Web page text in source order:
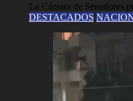
La Cámara de Senadores
DESTACADOS